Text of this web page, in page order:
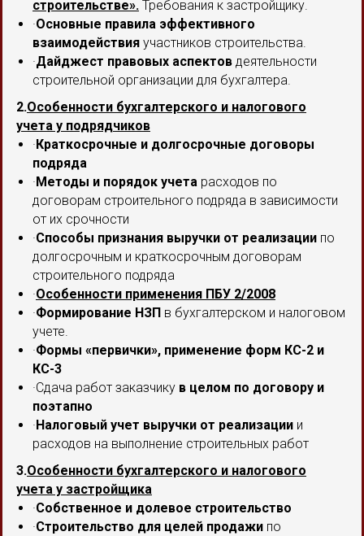
строительстве». Требования к застройщику.
·Основные правила эффективного
взаимодействия участников строительства.
·Дайджест правовых аспектов деятельности
строительной организации для бухгалтера.
2.Особенности бухгалтерского и налогового
учета у подрядчиков
·Краткосрочные и долгосрочные договоры
подряда
·Методы и порядок учета расходов по
договорам строительного подряда в зависимости
от их срочности
·Способы признания выручки от реализации по
долгосрочным и краткосрочным договорам
строительного подряда
·Особенности применения ПБУ 2/2008
·Формирование НЗП в бухгалтерском и налоговом
учете.
·Формы «первички», применение форм КС-2 и
КС-3
·Сдача работ заказчику в целом по договору и
поэтапно
·Налоговый учет выручки от реализации и
расходов на выполнение строительных работ
3.Особенности бухгалтерского и налогового
учета у застройщика
·Собственное и долевое строительство
·Строительство для целей продажи по